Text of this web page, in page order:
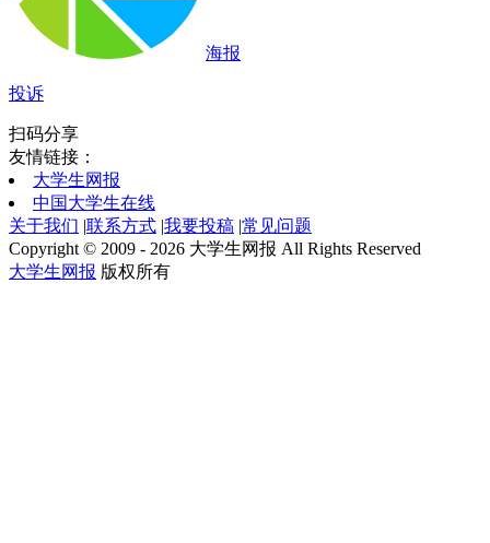
海报
投诉
扫码分享
友情链接：
大学生网报
中国大学生在线
关于我们 |联系方式 |我要投稿 |常见问题
Copyright © 2009 - 2026 大学生网报 All Rights Reserved
大学生网报 版权所有